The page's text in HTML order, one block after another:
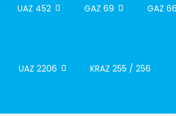
UAZ 452 GAZ 69 GAZ
UAZ 2206 KRAZ 255 / 256